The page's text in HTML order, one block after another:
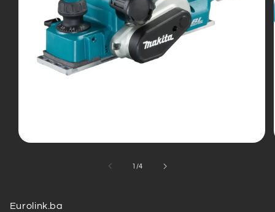
1 /od
4
Eurolink.ba